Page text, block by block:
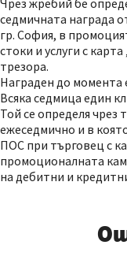
Чрез жребий бе
седмичната награда
гр. София, в
стоки и услуги с
трезора.
Награден до момента
Всяка седмица един
Той се определя чрез
ежеседмично и в
ПОС при търговец с
промоционалната
на дебитни и